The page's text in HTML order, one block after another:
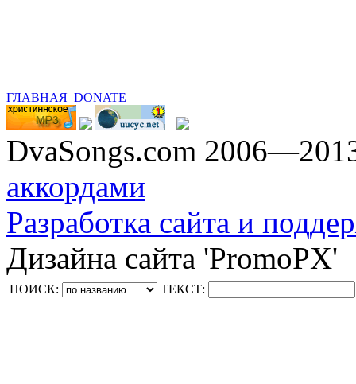
ГЛАВНАЯ DONATE
DvaSongs.com
аккордами
Разработка сайта и
Дизайна сайта 'PromoPX'
ПОИСК: ТЕКСТ: